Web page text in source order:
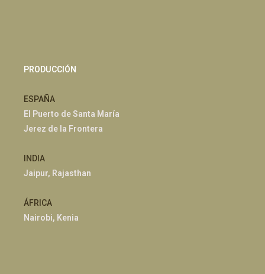
PRODUCCIÓN
ESPAÑA
El Puerto de Santa María
Jerez de la Frontera
INDIA
Jaipur, Rajasthan
ÁFRICA
Nairobi, Kenia